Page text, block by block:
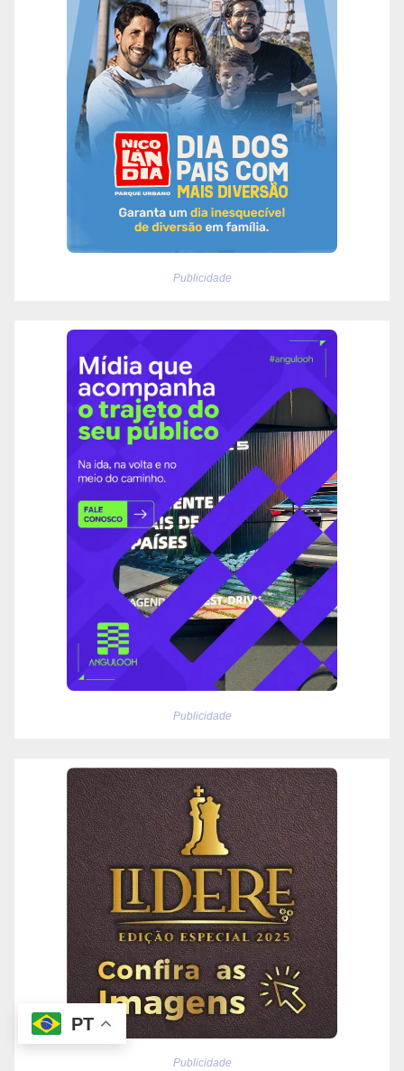
Publicidade
Publicidade
Publicidade
PT